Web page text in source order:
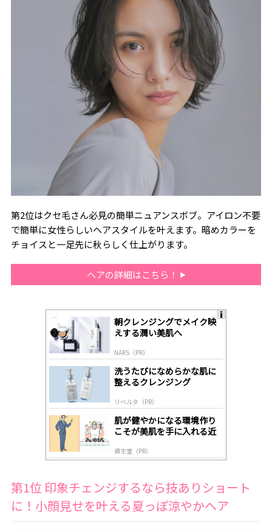
第2位はクセ毛さん必見の簡単ニュアンスボブ。アイロン不要
で簡単に女性らしいヘアスタイルを叶えます。暗めカラーを
チョイスと一足先に秋らしく仕上がります。
ヘアの詳細はこちら！
朝クレンジングでメイク映
えする潤い美肌へ
NARS（PR）
洗うたびになめらかな肌に
整えるクレンジング
リベルタ（PR）
肌が健やかになる環境作り
こそが美肌を手に入れる近
資生堂（PR）
第1位 印象チェンジするなら技ありショート
に！小顔見せを叶える夏っぽ涼やかヘア